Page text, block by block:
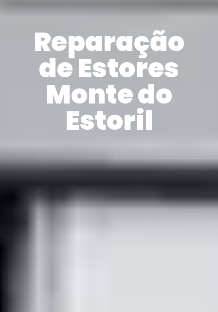
Reparação
de Estores
Monte do
Estoril